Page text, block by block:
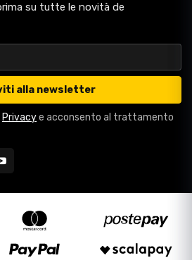
su tutte le novità de
alla newsletter
Privacye acconsento al trattamento